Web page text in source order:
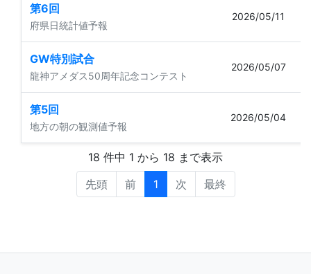
第6回
府県日統計値予報
2026/05/11
GW特別試合
龍神アメダス50周年記念コンテスト
2026/05/07
第5回
地方の朝の観測値予報
2026/05/04
18 件中 1 から 18 まで表示
先頭
前 1 次 最終